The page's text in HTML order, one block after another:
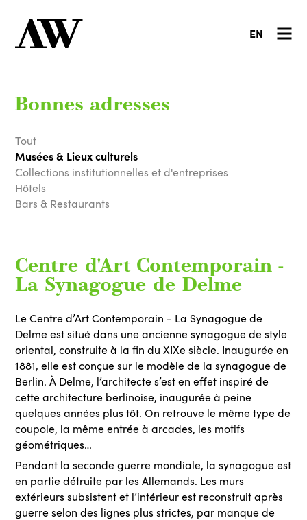
EN
Bonnes adresses
Tout
Musées & Lieux culturels
Collections institutionnelles et d'entreprises
Hôtels
Bars & Restaurants
Centre d'Art Contemporain -
La Synagogue de Delme
Le Centre d’Art Contemporain - La Synagogue de
Delme est situé dans une ancienne synagogue de style
oriental, construite à la fin du XIXe siècle. Inaugurée en
1881, elle est conçue sur le modèle de la synagogue de
Berlin. À Delme, l’architecte s’est en effet inspiré de
cette architecture berlinoise, inaugurée à peine
quelques années plus tôt. On retrouve le même type de
coupole, la même entrée à arcades, les motifs
géométriques…
Pendant la seconde guerre mondiale, la synagogue est
en partie détruite par les Allemands. Les murs
extérieurs subsistent et l’intérieur est reconstruit après
guerre selon des lignes plus strictes, par manque de